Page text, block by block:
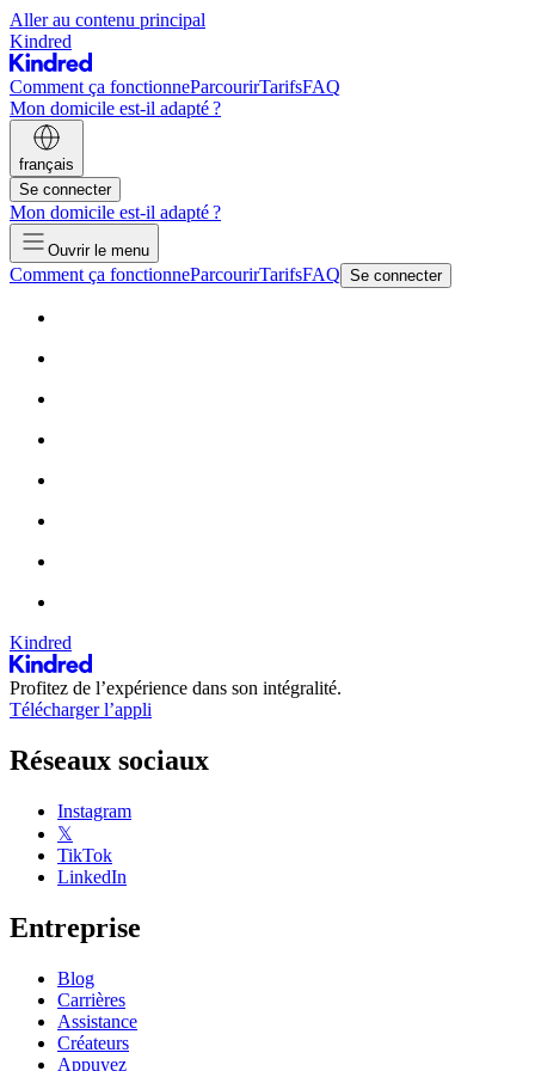
Aller au contenu principal
Kindred
Comment ça fonctionneParcourirTarifsFAQ
Mon domicile est-il adapté ?
français
Se connecter
Mon domicile est-il adapté ?
Ouvrir le menu
Comment ça fonctionneParcourirTarifsFAQ Se connecter
Kindred
Profitez de l’expérience dans son intégralité.
Télécharger l’appli
Réseaux sociaux
Instagram
𝕏
TikTok
LinkedIn
Entreprise
Blog
Carrières
Assistance
Créateurs
Appuyez